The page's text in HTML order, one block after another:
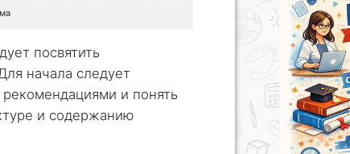
посвятить
начала следует
и понять
и содержанию